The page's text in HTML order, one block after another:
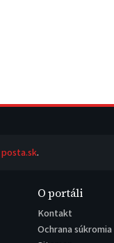
posta.sk.
O portáli
Kontakt
Ochrana súkromia